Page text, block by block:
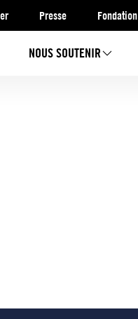
Presse Fondation
NOUS SOUTENIR